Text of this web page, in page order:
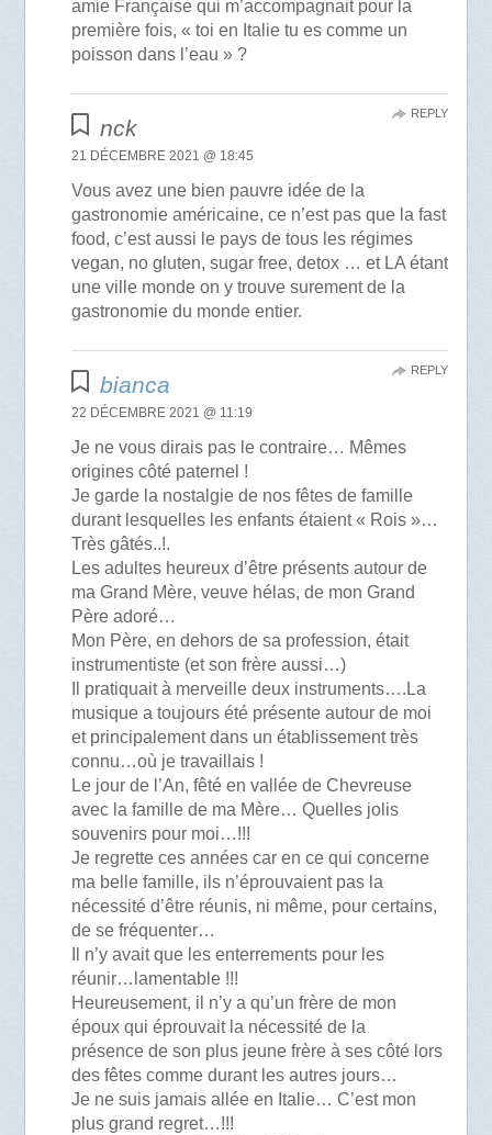
amie Française qui m’accompagnait pour la
première fois, « toi en Italie tu es comme un
poisson dans l’eau » ?
nck
21 DÉCEMBRE 2021 @ 18:45
Vous avez une bien pauvre idée de la
gastronomie américaine, ce n’est pas que la fast
food, c’est aussi le pays de tous les régimes
vegan, no gluten, sugar free, detox … et LA étant
une ville monde on y trouve surement de la
gastronomie du monde entier.
REPLY
bianca
22 DÉCEMBRE 2021 @ 11:19
Je ne vous dirais pas le contraire… Mêmes
origines côté paternel !
Je garde la nostalgie de nos fêtes de famille
durant lesquelles les enfants étaient « Rois »…
Très gâtés..!.
Les adultes heureux d’être présents autour de
ma Grand Mère, veuve hélas, de mon Grand
Père adoré…
Mon Père, en dehors de sa profession, était
instrumentiste (et son frère aussi…)
Il pratiquait à merveille deux instruments….La
musique a toujours été présente autour de moi
et principalement dans un établissement très
connu…où je travaillais !
Le jour de l’An, fêté en vallée de Chevreuse
avec la famille de ma Mère… Quelles jolis
souvenirs pour moi…!!!
Je regrette ces années car en ce qui concerne
ma belle famille, ils n’éprouvaient pas la
nécessité d’être réunis, ni même, pour certains,
de se fréquenter…
Il n’y avait que les enterrements pour les
réunir…lamentable !!!
Heureusement, il n’y a qu’un frère de mon
époux qui éprouvait la nécessité de la
présence de son plus jeune frère à ses côté lors
des fêtes comme durant les autres jours…
Je ne suis jamais allée en Italie… C’est mon
plus grand regret…!!!
REPLY